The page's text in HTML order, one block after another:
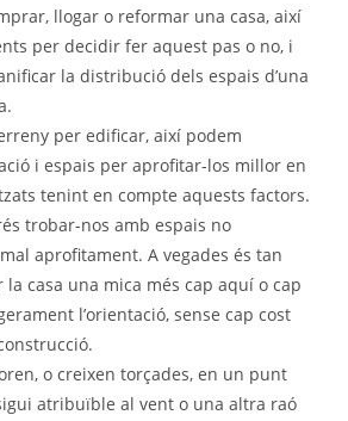
llogar o reformar una casa, així
per decidir fer aquest pas o no, i
la distribució dels espais d’una
per edificar, així podem
i espais per aprofitar-los millor en
tenint en compte aquests factors.
trobar-nos amb espais no
aprofitament. A vegades és tan
la casa una mica més cap aquí o cap
l’orientació, sense cap cost
o creixen torçades, en un punt
atribuïble al vent o una altra raó